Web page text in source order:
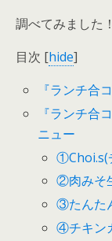
調べてみました！
目次 [hide]
『ランチ合
『ランチ合
ニュー
①Choi.s(
②肉みそ
③たんた
④チキン